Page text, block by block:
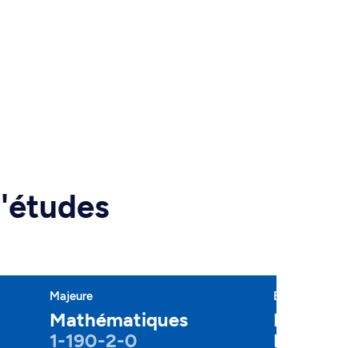
Majeure
Mathématiques
1-190-2-0
Baccalauréat